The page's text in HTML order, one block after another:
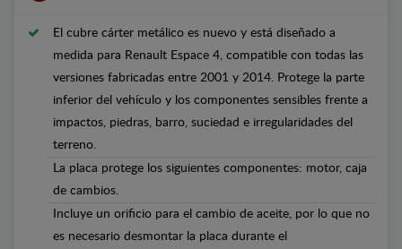
El cubre cárter metálico es nuevo y está diseñado a
medida para Renault Espace 4, compatible con todas las
versiones fabricadas entre 2001 y 2014. Protege la parte
inferior del vehículo y los componentes sensibles frente a
impactos, piedras, barro, suciedad e irregularidades del
terreno.
La placa protege los siguientes componentes: motor, caja
de cambios.
Incluye un orificio para el cambio de aceite, por lo que no
es necesario desmontar la placa durante el